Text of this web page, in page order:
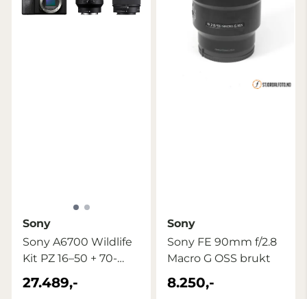
Sony
Sony A6700 Wildlife
Kit PZ 16–50 + 70-
350mm
27.489,-
Sony
Sony FE 90mm f/2.8
Macro G OSS brukt
8.250,-